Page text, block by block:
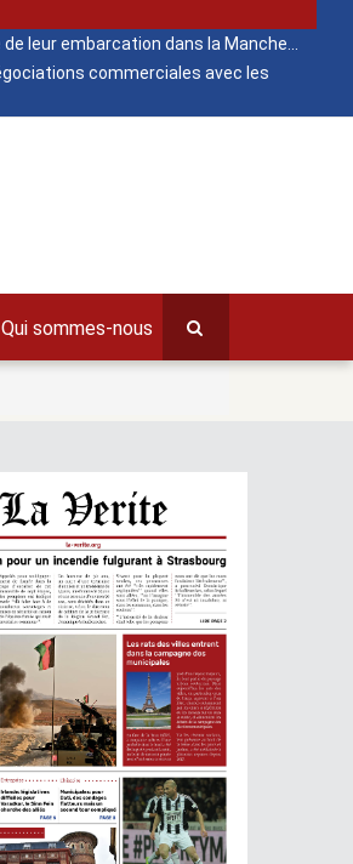
leur embarcation dans la Manche
commerciales avec les
Qui sommes-nous